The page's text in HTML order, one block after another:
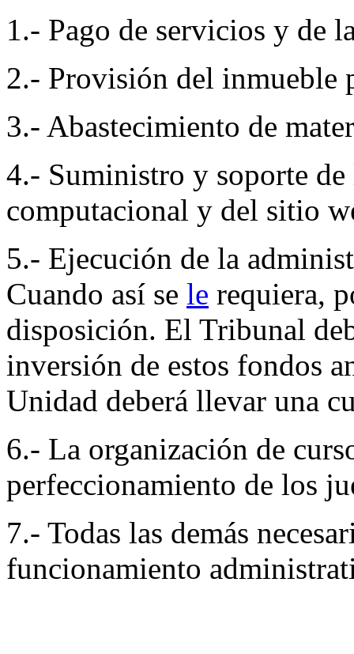
1.- Pago de servicios y de
2.- Provisión del inmueble
3.- Abastecimiento de
4.- Suministro y soporte
computacional y del sitio
5.- Ejecución de la
Cuando así se le requiera,
disposición. El Tribunal
inversión de estos fondos
Unidad deberá llevar una
6.- La organización de
perfeccionamiento de los
7.- Todas las demás
funcionamiento